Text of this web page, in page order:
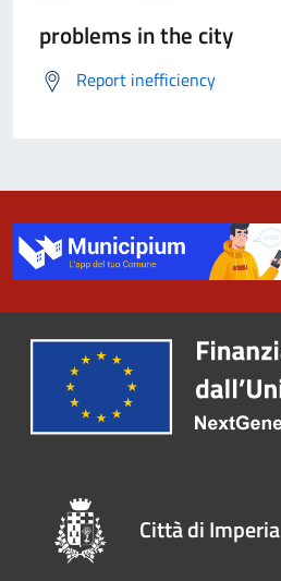
problems in the city
Report inefficiency
Città di Imperia